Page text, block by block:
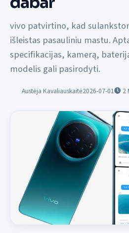
vivo patvirtino, kad
išleistas pasauliniu mastu.
specifikacijas, kamerą,
modelis gali pasirodyti.
Austėja Kavaliauskaitė2026-07-01 2